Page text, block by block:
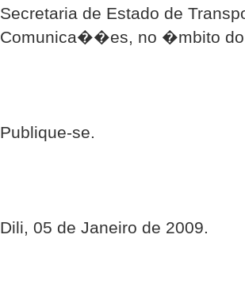
Secretaria de Estado de
Comunica��es, no �mbito do
Publique-se.
Dili, 05 de Janeiro de 2009.